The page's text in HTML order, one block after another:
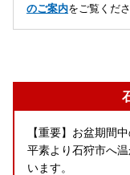
のご案内をご覧くださ
【重要】お盆期間
平素より石狩市へ
います。